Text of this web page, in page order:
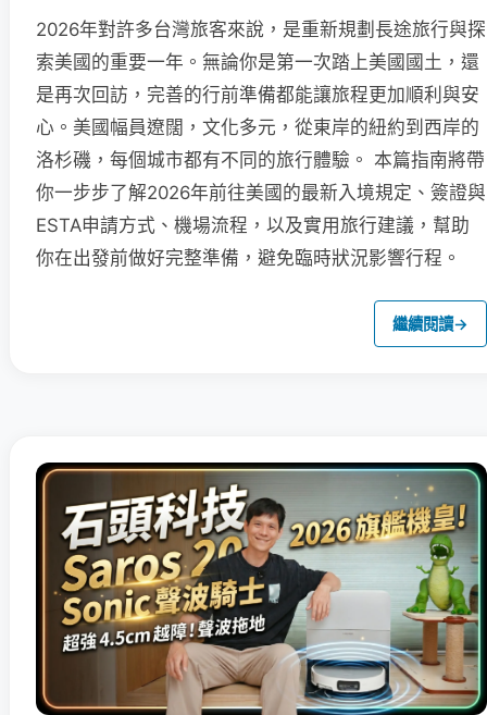
2026年對許多台灣旅客來說，是重新規劃長途旅行與探
索美國的重要一年。無論你是第一次踏上美國國土，還
是再次回訪，完善的行前準備都能讓旅程更加順利與安
心。美國幅員遼闊，文化多元，從東岸的紐約到西岸的
洛杉磯，每個城市都有不同的旅行體驗。 本篇指南將帶
你一步步了解2026年前往美國的最新入境規定、簽證與
ESTA申請方式、機場流程，以及實用旅行建議，幫助
你在出發前做好完整準備，避免臨時狀況影響行程。
繼續閱讀→